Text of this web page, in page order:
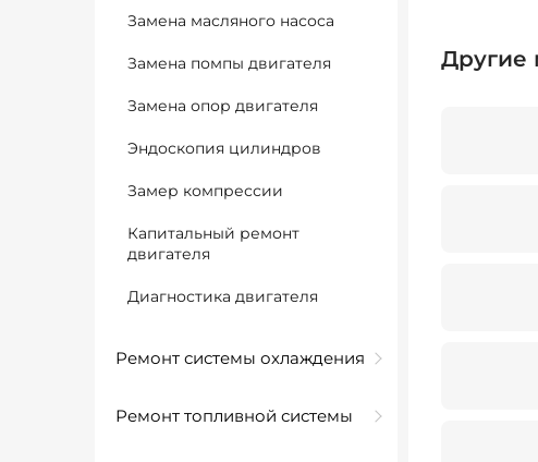
Замена масляного насоса
Замена помпы двигателя
Замена опор двигателя
Эндоскопия цилиндров
Замер компрессии
Капитальный ремонт
двигателя
Диагностика двигателя
Ремонт системы охлаждения
Ремонт топливной системы
Другие